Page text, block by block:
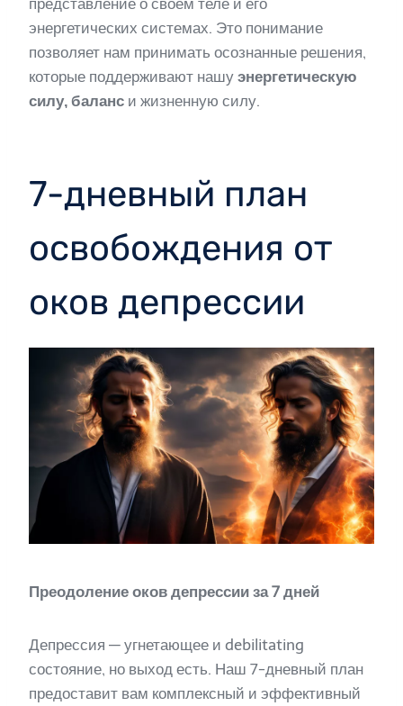
представление о своем теле и его
энергетических системах. Это понимание
позволяет нам принимать осознанные решения,
которые поддерживают нашу энергетическую
силу, баланс и жизненную силу.
7-дневный план
освобождения от
оков депрессии
Преодоление оков депрессии за 7 дней
Депрессия — угнетающее и debilitating
состояние, но выход есть. Наш 7-дневный план
предоставит вам комплексный и эффективный